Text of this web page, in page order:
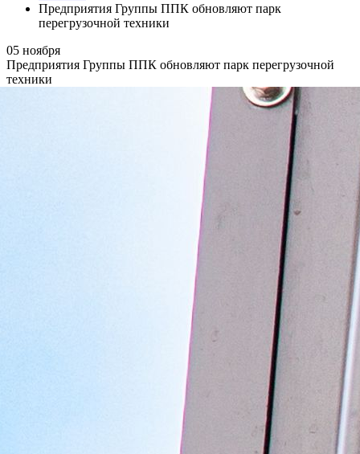
Предприятия Группы ППК обновляют парк
перегрузочной техники
05 ноября
Предприятия Группы ППК обновляют парк перегрузочной
техники